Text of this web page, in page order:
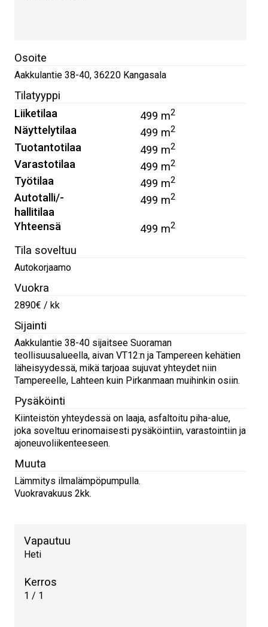
Osoite
Aakkulantie 38-40, 36220 Kangasala
Tilatyyppi
Liiketilaa
499 m2
Näyttelytilaa 499 m2
Tuotantotilaa 499 m2
Varastotilaa 499 m2
Työtilaa 499 m2
Autotalli/-
hallitilaa
499 m2
Yhteensä 499 m2
Tila soveltuu
Autokorjaamo
Vuokra
2890€ / kk
Sijainti
Aakkulantie 38-40 sijaitsee Suoraman
teollisuusalueella, aivan VT12:n ja Tampereen kehätien
läheisyydessä, mikä tarjoaa sujuvat yhteydet niin
Tampereelle, Lahteen kuin Pirkanmaan muihinkin osiin.
Pysäköinti
Kiinteistön yhteydessä on laaja, asfaltoitu piha-alue,
joka soveltuu erinomaisesti pysäköintiin, varastointiin ja
ajoneuvoliikenteeseen.
Muuta
Lämmitys ilmalämpöpumpulla.
Vuokravakuus 2kk.
Vapautuu
Heti
Kerros
1 / 1